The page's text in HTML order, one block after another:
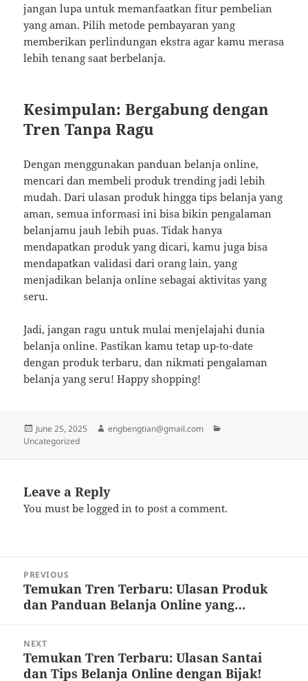
jangan lupa untuk memanfaatkan fitur pembelian
yang aman. Pilih metode pembayaran yang
memberikan perlindungan ekstra agar kamu merasa
lebih tenang saat berbelanja.
Kesimpulan: Bergabung dengan
Tren Tanpa Ragu
Dengan menggunakan panduan belanja online,
mencari dan membeli produk trending jadi lebih
mudah. Dari ulasan produk hingga tips belanja yang
aman, semua informasi ini bisa bikin pengalaman
belanjamu jauh lebih puas. Tidak hanya
mendapatkan produk yang dicari, kamu juga bisa
mendapatkan validasi dari orang lain, yang
menjadikan belanja online sebagai aktivitas yang
seru.
Jadi, jangan ragu untuk mulai menjelajahi dunia
belanja online. Pastikan kamu tetap up-to-date
dengan produk terbaru, dan nikmati pengalaman
belanja yang seru! Happy shopping!
Posted
on
June 25, 2025 Author
engbengtian@gmail.com
Uncategorized
Leave a Reply
You must belogged in to post a comment.
navigation
PREVIOUS
Previous
post:
Temukan Tren Terbaru: Ulasan Produk
dan Panduan Belanja Online yang…
NEXT
Next
post:
Temukan Tren Terbaru: Ulasan Santai
dan Tips Belanja Online dengan Bijak!